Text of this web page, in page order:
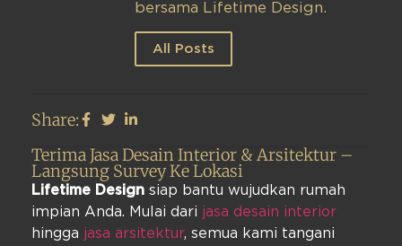
bersama Lifetime Design.
All Posts
Share:
Terima Jasa Desain Interior & Arsitektur –
Langsung Survey Ke Lokasi
Lifetime Design siap bantu wujudkan rumah
impian Anda. Mulai dari jasa desain interior
hingga jasa arsitektur, semua kami tangani